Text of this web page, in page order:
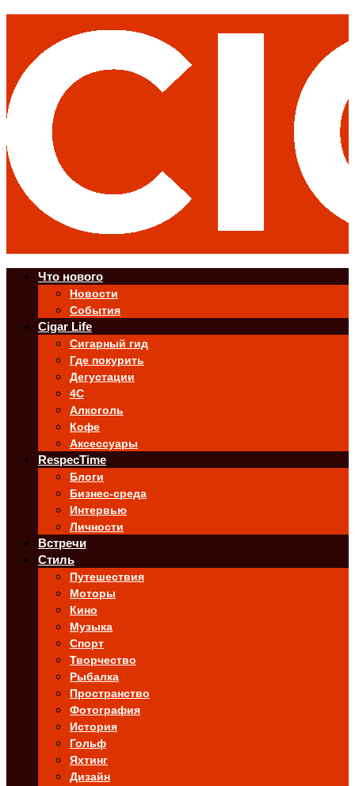
Что нового
Новости
События
Cigar Life
Сигарный гид
Где покурить
Дегустации
4C
Алкоголь
Кофе
Аксессуары
RespecTime
Блоги
Бизнес-среда
Интервью
Личности
Встречи
Стиль
Путешествия
Моторы
Кино
Музыка
Спорт
Творчество
Рыбалка
Пространство
Фотография
История
Гольф
Яхтинг
Дизайн